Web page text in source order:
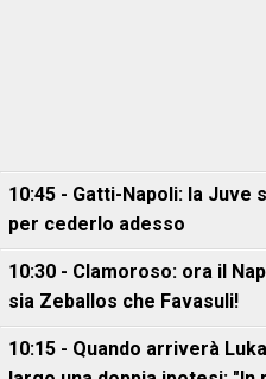
10:45 - Gatti-Napoli: la
per cederlo adesso
10:30 - Clamoroso: ora il
sia Zeballos che Favasuli!
10:15 - Quando arriverà